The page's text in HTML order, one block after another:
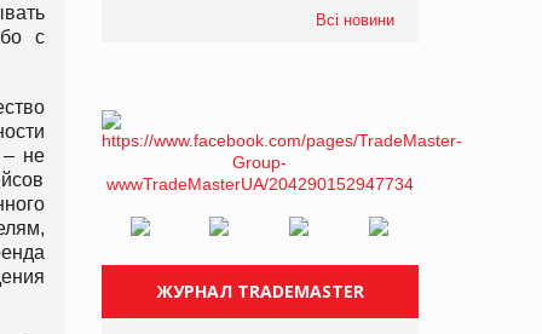
с
– не
Всі новини
ЖУРНАЛ TRADEMASTER